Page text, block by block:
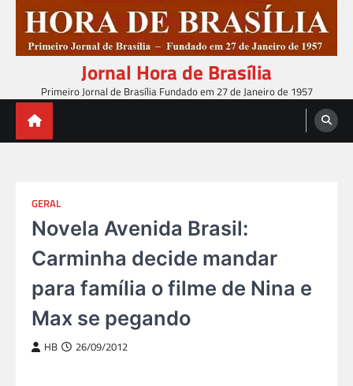
content
Jornal Hora de Brasília
Primeiro Jornal de Brasília Fundado em 27 de Janeiro de 1957
GERAL
Novela Avenida Brasil:
Carminha decide mandar
para família o filme de Nina e
Max se pegando
HB 26/09/2012